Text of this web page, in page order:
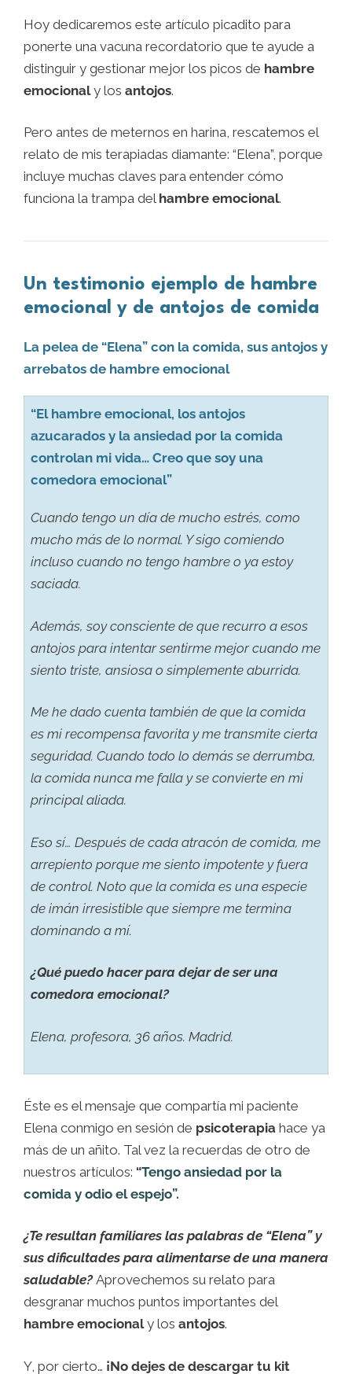
Hoy dedicaremos este artículo picadito para
ponerte una vacuna recordatorio que te ayude a
distinguir y gestionar mejor los picos de hambre
emocionaly los antojos.
Pero antes de meternos en harina, rescatemos el
relato de mis terapiadas diamante: “Elena”, porque
incluye muchas claves para entender cómo
funciona la trampa del hambre emocional.
Un testimonio ejemplo de hambre
emocional y de antojos de comida
La pelea de “Elena” con la comida, sus antojos y
arrebatos de hambre emocional
“El hambre emocional, los antojos
azucarados y la ansiedad por la comida
controlan mi vida… Creo que soy una
comedora emocional”
Cuando tengo un día de mucho estrés, como
mucho más de lo normal. Y sigo comiendo
incluso cuando no tengo hambre o ya estoy
saciada.
Además, soy consciente de que recurro a esos
antojos para intentar sentirme mejor cuando me
siento triste, ansiosa o simplemente aburrida.
Me he dado cuenta también de que la comida
es mi recompensa favorita y me transmite cierta
seguridad. Cuando todo lo demás se derrumba,
la comida nunca me falla y se convierte en mi
principal aliada.
Eso sí… Después de cada atracón de comida, me
arrepiento porque me siento impotente y fuera
de control. Noto que la comida es una especie
de imán irresistible que siempre me termina
dominando a mí.
¿Qué puedo hacer para dejar de ser una
comedora emocional?
Elena, profesora, 36 años. Madrid.
Éste es el mensaje que compartía mi paciente
Elena conmigo en sesión de psicoterapia hace ya
más de un añito. Tal vez la recuerdas de otro de
nuestros artículos: “Tengo ansiedad por la
comida y odio el espejo”.
¿Te resultan familiares las palabras de “Elena” y
sus dificultades para alimentarse de una manera
saludable?Aprovechemos su relato para
desgranar muchos puntos importantes del
hambre emocionaly los antojos.
Y, por cierto… ¡No dejes de descargar tu kit